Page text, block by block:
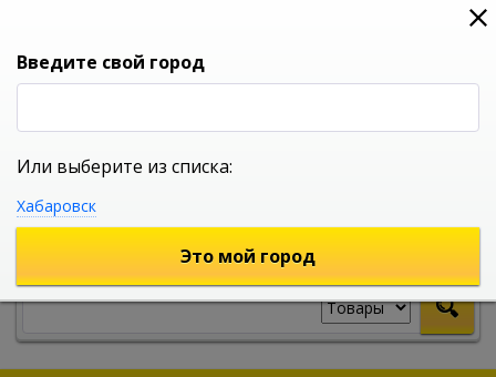
0
УНИВЕРСАЛЬНЫЙ ИНТЕРНЕТ МАГАЗИН
Введите свой город
Или выберите из списка:
Хабаровск
Это мой город